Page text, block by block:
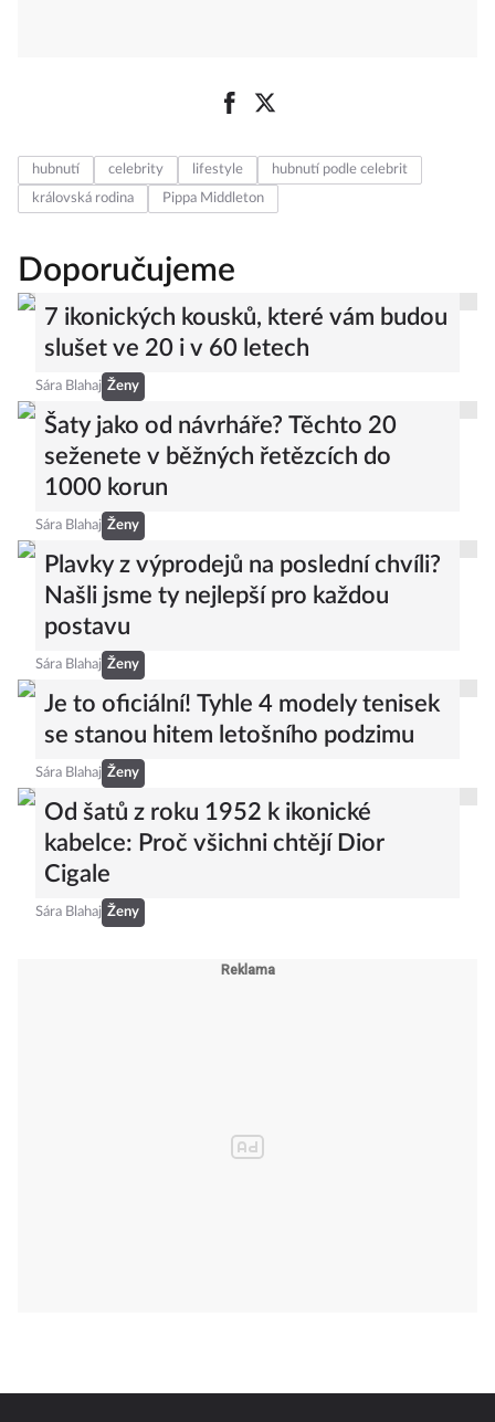
hubnutí celebrity lifestyle
hubnutí podle celebrit
královská rodina
Pippa Middleton
Doporučujeme
7 ikonických kousků, které vám budou
slušet ve 20 i v 60 letech
Sára Blahaj Ženy
Šaty jako od návrháře? Těchto 20
seženete v běžných řetězcích do
1000 korun
Sára Blahaj Ženy
Plavky z výprodejů na poslední chvíli?
Našli jsme ty nejlepší pro každou
postavu
Sára Blahaj Ženy
Je to oficiální! Tyhle 4 modely tenisek
se stanou hitem letošního podzimu
Sára Blahaj Ženy
Od šatů z roku 1952 k ikonické
kabelce: Proč všichni chtějí Dior
Cigale
Sára Blahaj Ženy